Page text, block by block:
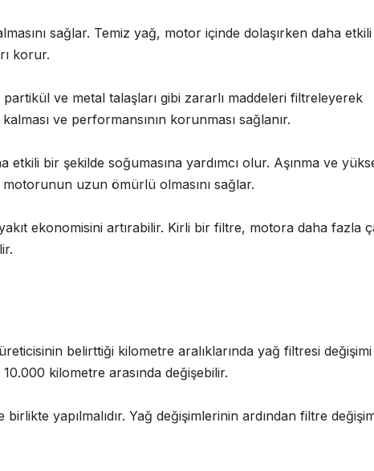
sağlar. Temiz yağ, motor içinde dolaşırken daha
korur.
ve metal talaşları gibi zararlı maddeleri filtreleyerek
ve performansının korunması sağlanır.
bir şekilde soğumasına yardımcı olur. Aşınma ve
motorunun uzun ömürlü olmasını sağlar.
ekonomisini artırabilir. Kirli bir filtre, motora daha fazla
belirttiği kilometre aralıklarında yağ filtresi değişimi
kilometre arasında değişebilir.
yapılmalıdır. Yağ değişimlerinin ardından filtre